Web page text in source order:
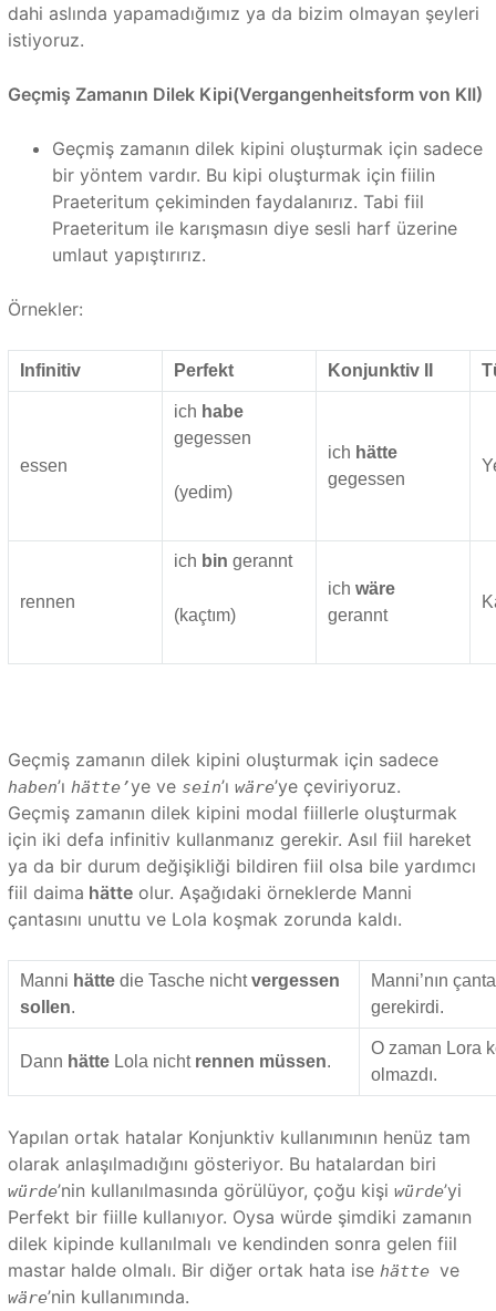
dahi aslında yapamadığımız ya da bizim olmayan şeyleri
istiyoruz.
Geçmiş Zamanın Dilek Kipi(Vergangenheitsform von KII)
Geçmiş zamanın dilek kipini oluşturmak için sadece
bir yöntem vardır. Bu kipi oluşturmak için fiilin
Praeteritum çekiminden faydalanırız. Tabi fiil
Praeteritum ile karışmasın diye sesli harf üzerine
umlaut yapıştırırız.
Örnekler:
Infinitiv Perfekt Konjunktiv II
essen
ich habe
gegessen
(yedim)
ich hätte
gegessen
rennen
ich bin gerannt
(kaçtım)
ich wäre
gerannt
Geçmiş zamanın dilek kipini oluşturmak için sadece
haben’ı hätte’ye ve sein’ı wäre’ye çeviriyoruz.
Geçmiş zamanın dilek kipini modal fiillerle oluşturmak
için iki defa infinitiv kullanmanız gerekir. Asıl fiil hareket
ya da bir durum değişikliği bildiren fiil olsa bile yardımcı
fiil daima hätteolur. Aşağıdaki örneklerde Manni
çantasını unuttu ve Lola koşmak zorunda kaldı.
Manni hätte die Tasche nichtvergessen
sollen.
Manni’nın
gerekirdi.
Dann hätte Lola nicht rennen müssen.
O zaman Lora
olmazdı.
Yapılan ortak hatalar Konjunktiv kullanımının henüz tam
olarak anlaşılmadığını gösteriyor. Bu hatalardan biri
würde’nin kullanılmasında görülüyor, çoğu kişi würde’yi
Perfekt bir fiille kullanıyor. Oysa würde şimdiki zamanın
dilek kipinde kullanılmalı ve kendinden sonra gelen fiil
mastar halde olmalı. Bir diğer ortak hata ise hätte ve
wäre’nin kullanımında.